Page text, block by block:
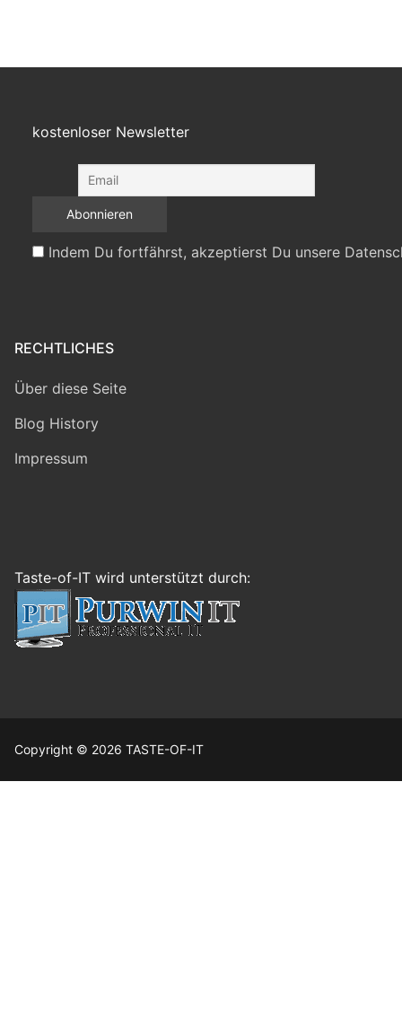
kostenloser Newsletter
Indem Du fortfährst, akzeptierst Du unsere
RECHTLICHES
Über diese Seite
Blog History
Impressum
Taste-of-IT wird unterstützt durch:
Copyright © 2026 TASTE-OF-IT